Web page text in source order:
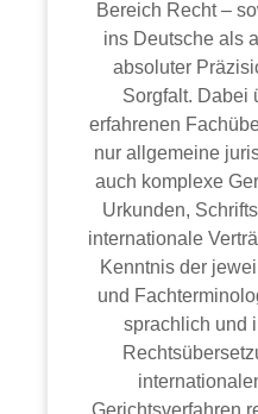
Bereich Recht –
ins Deutsche als
absoluter
Sorgfalt. Dabei
erfahrenen
nur allgemeine
auch komplexe
Urkunden,
internationale
Kenntnis der
und
sprachlich und
Gerichtsverfahren